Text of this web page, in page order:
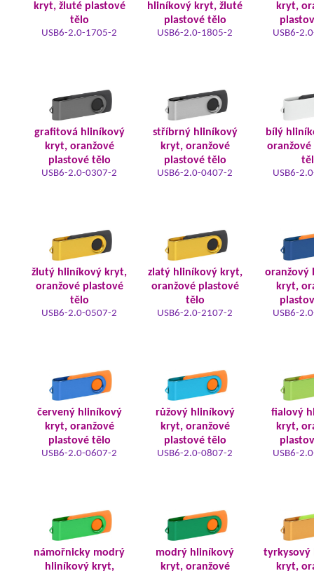
kryt, žluté plastové
tělo
USB6-2.0-1705-2
hliníkový kryt, žluté
plastové tělo
USB6-2.0-1805-2
kryt,
USB6-
grafitová hliníkový
kryt, oranžové
plastové tělo
USB6-2.0-0307-2
stříbrný hliníkový
kryt, oranžové
plastové tělo
USB6-2.0-0407-2
bílý
oranžové
USB6-
žlutý hliníkový kryt,
oranžové plastové
tělo
USB6-2.0-0507-2
zlatý hliníkový kryt,
oranžové plastové
tělo
USB6-2.0-2107-2
oranžový
kryt,
USB6-
červený hliníkový
kryt, oranžové
plastové tělo
USB6-2.0-0607-2
růžový hliníkový
kryt, oranžové
plastové tělo
USB6-2.0-0807-2
fialový
kryt,
USB6-
námořnicky modrý
hliníkový kryt,
modrý hliníkový
kryt, oranžové
tyrkysový
kryt,